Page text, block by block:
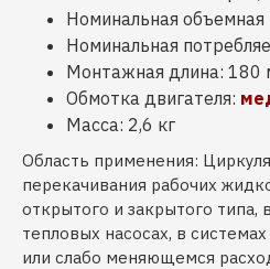
Номинальная
Номинальная
Монтажная длина: 180
Обмотка двигателя:
Масса: 2,6 кг
Область применения:
перекачивания рабочих
открытого и закрытого
тепловых насосах, в
или слабо меняющемся